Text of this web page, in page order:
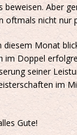
Aber
nicht nur
Monat
im Doppel
seiner
im
Gute!